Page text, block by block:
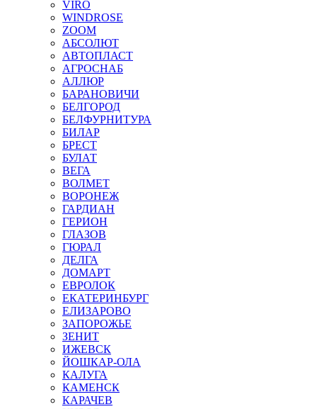
VIRO
WINDROSE
ZOOM
АБСОЛЮТ
АВТОПЛАСТ
АГРОСНАБ
АЛЛЮР
БАРАНОВИЧИ
БЕЛГОРОД
БЕЛФУРНИТУРА
БИЛАР
БРЕСТ
БУЛАТ
ВЕГА
ВОЛМЕТ
ВОРОНЕЖ
ГАРДИАН
ГЕРИОН
ГЛАЗОВ
ГЮРАЛ
ДЕЛГА
ДОМАРТ
ЕВРОЛОК
ЕКАТЕРИНБУРГ
ЕЛИЗАРОВО
ЗАПОРОЖЬЕ
ЗЕНИТ
ИЖЕВСК
ЙОШКАР-ОЛА
КАЛУГА
КАМЕНСК
КАРАЧЕВ